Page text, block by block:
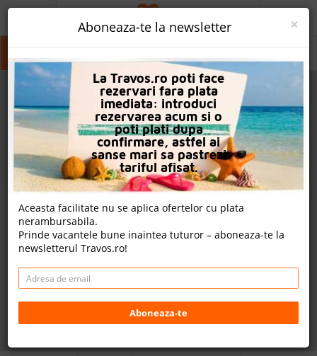
Nisipurile De Aur Nisipurile De Aur
PROMO
CAUTA REZERVARE
OFERTA PERSONALIZATA
DESPRE NOI
LOGIN
CAZARE
CHARTER AVION
CAZARE + AUTOCAR
CONTACT
×
Aboneaza-te la newsletter
La Travos.ro poti face
rezervari fara plata
imediata: introduci
rezervarea acum si o
poti plati dupa
confirmare, astfel ai
sanse mari sa pastrezi
tariful afisat.
Aceasta facilitate nu se aplica ofertelor cu plata
nerambursabila.
Prinde vacantele bune inaintea tuturor – aboneaza-te la
newsletterul Travos.ro!
Aboneaza-te